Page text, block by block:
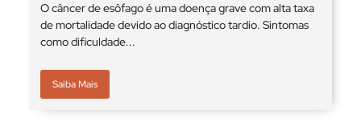
O câncer de esôfago é uma doença grave com alta taxa
de mortalidade devido ao diagnóstico tardio. Sintomas
como dificuldade...
Saiba Mais